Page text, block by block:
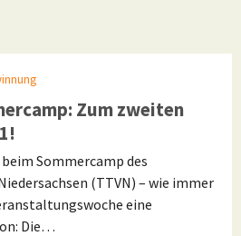
Zum zweiten
Sommercamp des
(TTVN) – wie immer
eine
Die…